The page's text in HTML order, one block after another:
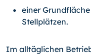
einer
Stellplätzen.
Im alltäglichen